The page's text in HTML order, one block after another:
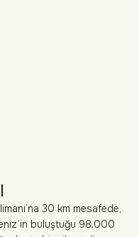
30 km mesafede,
buluştuğu 98.000